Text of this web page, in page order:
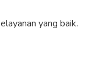
yang baik.